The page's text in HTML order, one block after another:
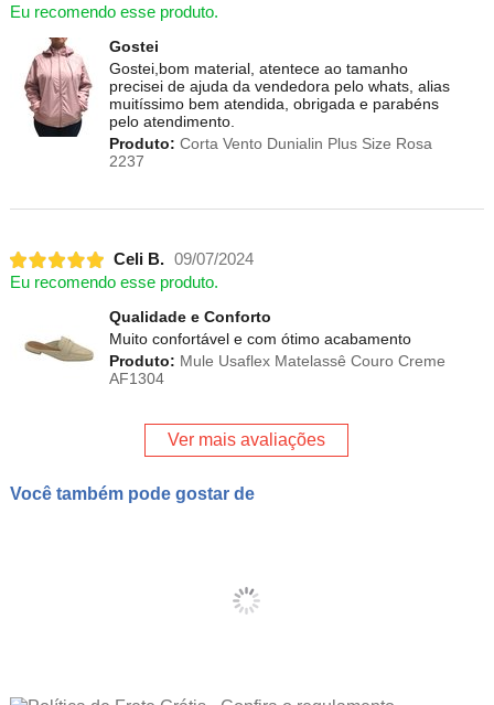
Eu recomendo esse produto.
Gostei
Gostei,bom material, atentece ao tamanho
precisei de ajuda da vendedora pelo whats, alias
muitíssimo bem atendida, obrigada e parabéns
pelo atendimento.
Produto: Corta Vento Dunialin Plus Size Rosa
2237
Celi B. 09/07/2024
Eu recomendo esse produto.
Qualidade e Conforto
Muito confortável e com ótimo acabamento
Produto: Mule Usaflex Matelassê Couro Creme
AF1304
Ver mais avaliações
Você também pode gostar de